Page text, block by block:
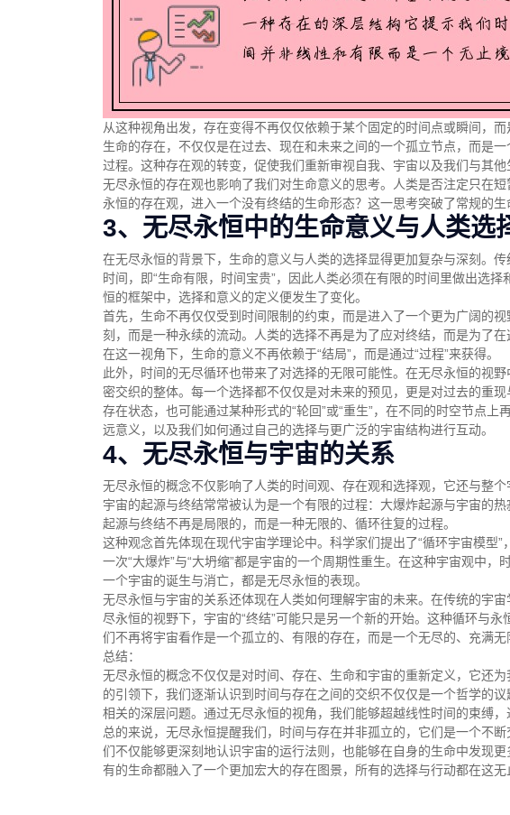
从这种视角出发，存在变得不再仅仅依赖于某个固定的时间点或瞬间，
生命的存在，不仅仅是在过去、现在和未来之间的一个孤立节点，而是
过程。这种存在观的转变，促使我们重新审视自我、宇宙以及我们与其他
无尽永恒的存在观也影响了我们对生命意义的思考。人类是否注定只在
永恒的存在观，进入一个没有终结的生命形态？这一思考突破了常规的
3、无尽永恒中的生命意义与人类选
在无尽永恒的背景下，生命的意义与人类的选择显得更加复杂与深刻。
时间，即“生命有限，时间宝贵”，因此人类必须在有限的时间里做出选
恒的框架中，选择和意义的定义便发生了变化。
首先，生命不再仅仅受到时间限制的约束，而是进入了一个更为广阔的
刻，而是一种永续的流动。人类的选择不再是为了应对终结，而是为了
在这一视角下，生命的意义不再依赖于“结局”，而是通过“过程”来获得。
此外，时间的无尽循环也带来了对选择的无限可能性。在无尽永恒的视
密交织的整体。每一个选择都不仅仅是对未来的预见，更是对过去的重
存在状态，也可能通过某种形式的“轮回”或“重生”，在不同的时空节点
远意义，以及我们如何通过自己的选择与更广泛的宇宙结构进行互动。
4、无尽永恒与宇宙的关系
无尽永恒的概念不仅影响了人类的时间观、存在观和选择观，它还与整
宇宙的起源与终结常常被认为是一个有限的过程：大爆炸起源与宇宙的
起源与终结不再是局限的，而是一种无限的、循环往复的过程。
这种观念首先体现在现代宇宙学理论中。科学家们提出了“循环宇宙模型
一次“大爆炸”与“大坍缩”都是宇宙的一个周期性重生。在这种宇宙观中
一个宇宙的诞生与消亡，都是无尽永恒的表现。
无尽永恒与宇宙的关系还体现在人类如何理解宇宙的未来。在传统的宇
尽永恒的视野下，宇宙的“终结”可能只是另一个新的开始。这种循环与
们不再将宇宙看作是一个孤立的、有限的存在，而是一个无尽的、充满无
总结：
无尽永恒的概念不仅仅是对时间、存在、生命和宇宙的重新定义，它还
的引领下，我们逐渐认识到时间与存在之间的交织不仅仅是一个哲学的
相关的深层问题。通过无尽永恒的视角，我们能够超越线性时间的束缚，
总的来说，无尽永恒提醒我们，时间与存在并非孤立的，它们是一个不
们不仅能够更深刻地认识宇宙的运行法则，也能够在自身的生命中发现
有的生命都融入了一个更加宏大的存在图景，所有的选择与行动都在这无